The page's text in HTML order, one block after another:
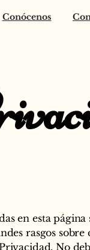
Conócenos
en esta página
rasgos sobre
No